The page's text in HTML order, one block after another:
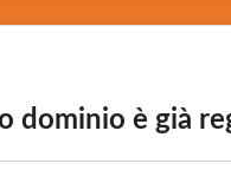
dominio è già